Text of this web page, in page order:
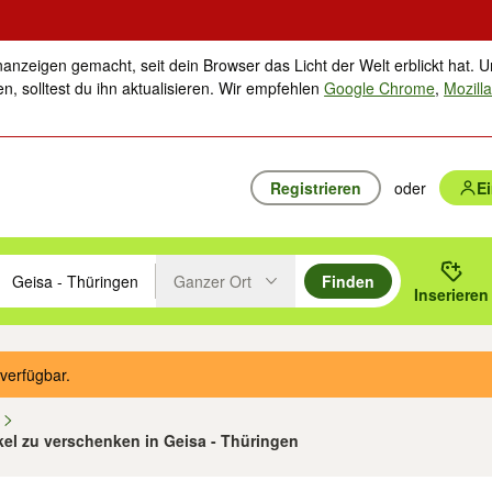
gemacht, seit dein Browser das Licht der Welt erblickt hat.
solltest du ihn aktualisieren. Wir empfehlenGoogle Chrome,
Registrieren oder
mit den Pfeiltasten nach oben/unten durchsuchen und mit
oder Ort eingeben. Eingabetaste drücken um zu suchen, oder
Ganzer Ort
Finden
Inserieren
zu verschenken in Geisa - Thüringen